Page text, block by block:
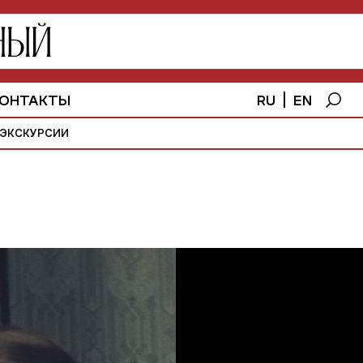
ЭКСКУРСИИ
RU EN